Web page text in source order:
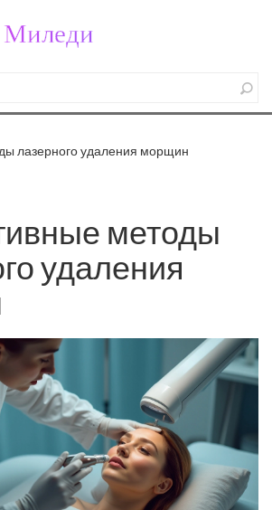
лазерного удаления морщин
методы
удаления